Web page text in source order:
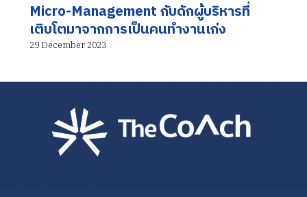
Micro-Management กับดักผู้บริหารที่
เติบโตมาจากการเป็นคนทำงานเก่ง
29 December 2023